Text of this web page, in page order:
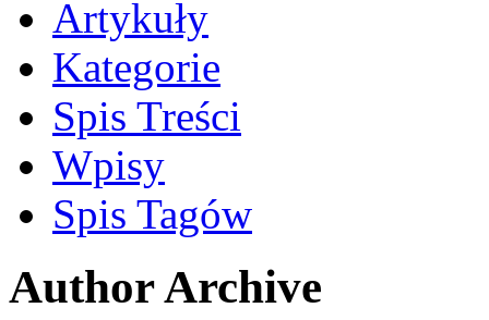
Artykuły
Kategorie
Spis Treści
Wpisy
Spis Tagów
Author Archive